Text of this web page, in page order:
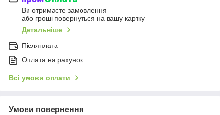
Ви отримаєте замовлення
або гроші повернуться на вашу картку
Детальніше
Післяплата
Оплата на рахунок
Всі умови оплати
Умови повернення